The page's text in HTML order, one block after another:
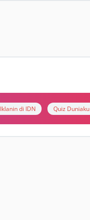
Iklanin di IDN Quiz Duniaku